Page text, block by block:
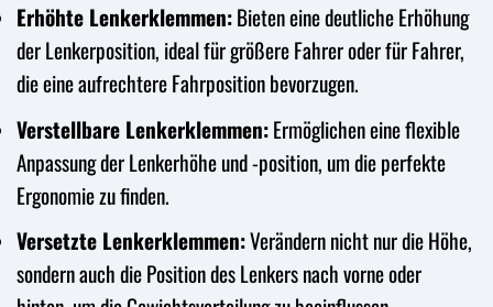
Erhöhte Lenkerklemmen:Bieten eine deutliche Erhöhung
der Lenkerposition, ideal für größere Fahrer oder für Fahrer,
die eine aufrechtere Fahrposition bevorzugen.
Verstellbare Lenkerklemmen:Ermöglichen eine flexible
Anpassung der Lenkerhöhe und -position, um die perfekte
Ergonomie zu finden.
Versetzte Lenkerklemmen:Verändern nicht nur die Höhe,
sondern auch die Position des Lenkers nach vorne oder